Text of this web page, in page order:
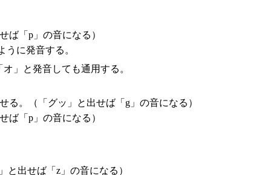
ば「p」の音になる）
に発音する。
」と発音しても通用する。
。（「グッ」と出せば「g」の音になる）
ば「p」の音になる）
出せば「z」の音になる）